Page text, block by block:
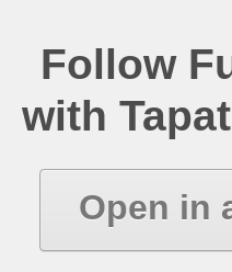
Follow
with
Open in